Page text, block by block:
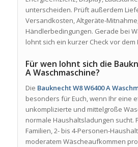
unterscheiden. Prüft außerdem
Versandkosten, Altgeräte-
Händlerbedingungen. Gerade bei
lohnt sich ein kurzer Check vor dem
Für wen lohnt sich die
A Waschmaschine?
Die Bauknecht W8 W6400 A
besonders für Euch, wenn Ihr eine
unkomplizierte und mittelgroße
normale Haushaltsladungen sucht.
Familien, 2- bis 4-Personen-
moderatem Wäscheaufkommen